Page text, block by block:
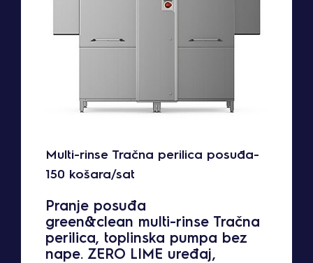
Multi-rinse Tračna perilica posuđa-
150 košara/sat
Pranje posuđa
green&clean multi-rinse Tračna
perilica, toplinska pumpa bez
nape. ZERO LIME uređaj,